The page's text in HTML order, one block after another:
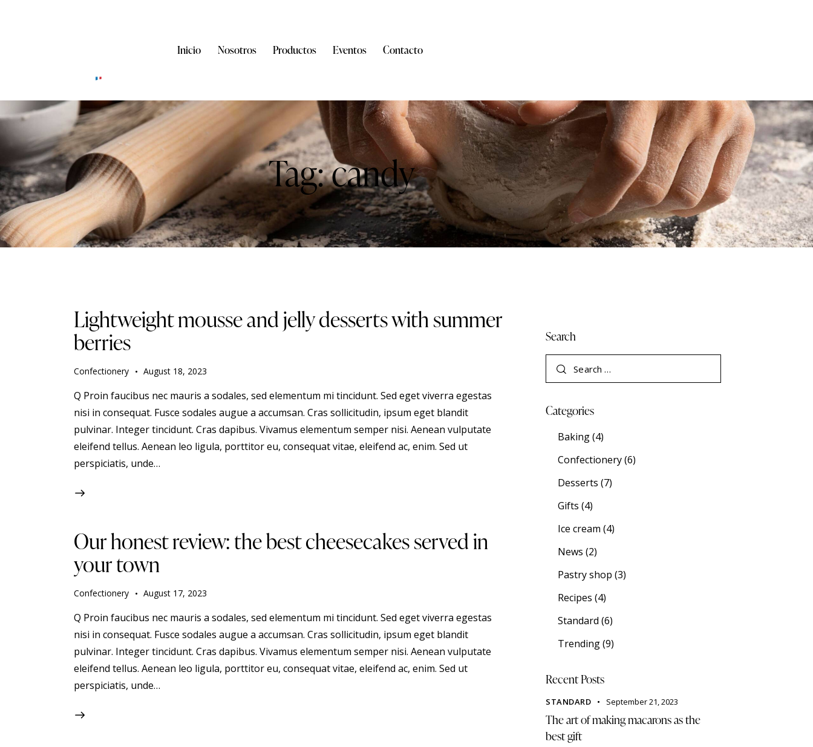
Inicio Nosotros Productos Eventos Contacto
Tag: candy
Lightweight mousse and jelly desserts with summer
berries
Confectionery August 18, 2023
Q Proin faucibus nec mauris a sodales, sed elementum mi tincidunt. Sed eget viverra egestas
nisi in consequat. Fusce sodales augue a accumsan. Cras sollicitudin, ipsum eget blandit
pulvinar. Integer tincidunt. Cras dapibus. Vivamus elementum semper nisi. Aenean vulputate
eleifend tellus. Aenean leo ligula, porttitor eu, consequat vitae, eleifend ac, enim. Sed ut
perspiciatis, unde…
Our honest review: the best cheesecakes served in
your town
Confectionery August 17, 2023
Q Proin faucibus nec mauris a sodales, sed elementum mi tincidunt. Sed eget viverra egestas
nisi in consequat. Fusce sodales augue a accumsan. Cras sollicitudin, ipsum eget blandit
pulvinar. Integer tincidunt. Cras dapibus. Vivamus elementum semper nisi. Aenean vulputate
eleifend tellus. Aenean leo ligula, porttitor eu, consequat vitae, eleifend ac, enim. Sed ut
perspiciatis, unde…
Search
Categories
Baking(4)
Confectionery(6)
Desserts (7)
Gifts (4)
Ice cream (4)
News (2)
Pastry shop (3)
Recipes (4)
Standard (6)
Trending(9)
Recent Posts
STANDARD September 21, 2023
The art of making macarons as the
best gift